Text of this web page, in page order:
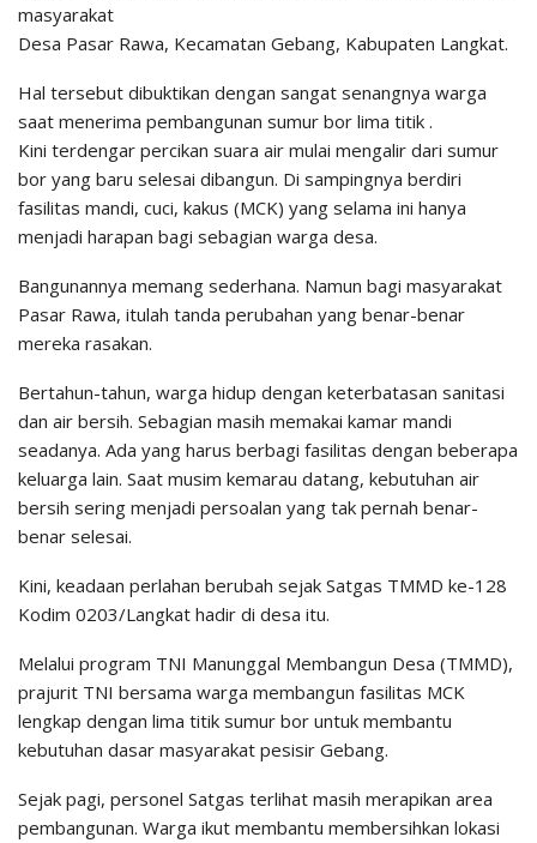
masyarakat
Desa Pasar Rawa, Kecamatan Gebang, Kabupaten Langkat.
Hal tersebut dibuktikan dengan sangat senangnya warga
saat menerima pembangunan sumur bor lima titik .
Kini terdengar percikan suara air mulai mengalir dari sumur
bor yang baru selesai dibangun. Di sampingnya berdiri
fasilitas mandi, cuci, kakus (MCK) yang selama ini hanya
menjadi harapan bagi sebagian warga desa.
Bangunannya memang sederhana. Namun bagi masyarakat
Pasar Rawa, itulah tanda perubahan yang benar-benar
mereka rasakan.
Bertahun-tahun, warga hidup dengan keterbatasan sanitasi
dan air bersih. Sebagian masih memakai kamar mandi
seadanya. Ada yang harus berbagi fasilitas dengan beberapa
keluarga lain. Saat musim kemarau datang, kebutuhan air
bersih sering menjadi persoalan yang tak pernah benar-
benar selesai.
Kini, keadaan perlahan berubah sejak Satgas TMMD ke-128
Kodim 0203/Langkat hadir di desa itu.
Melalui program TNI Manunggal Membangun Desa (TMMD),
prajurit TNI bersama warga membangun fasilitas MCK
lengkap dengan lima titik sumur bor untuk membantu
kebutuhan dasar masyarakat pesisir Gebang.
Sejak pagi, personel Satgas terlihat masih merapikan area
pembangunan. Warga ikut membantu membersihkan lokasi